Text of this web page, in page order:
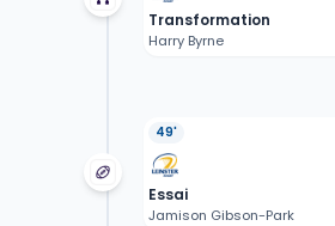
Transformation
Harry Byrne
49'
Essai
Jamison Gibson-Park